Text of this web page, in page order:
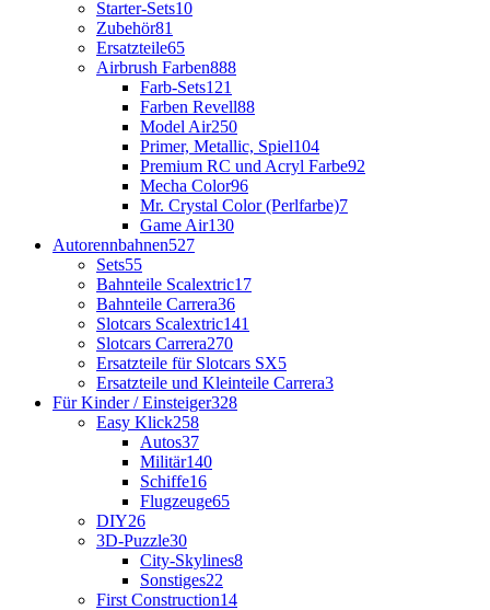
Starter-Sets10
Zubehör81
Ersatzteile65
Airbrush Farben888
Farb-Sets121
Farben Revell88
Model Air250
Primer, Metallic, Spiel104
Premium RC und Acryl Farbe92
Mecha Color96
Mr. Crystal Color (Perlfarbe)7
Game Air130
Autorennbahnen527
Sets55
Bahnteile Scalextric17
Bahnteile Carrera36
Slotcars Scalextric141
Slotcars Carrera270
Ersatzteile für Slotcars SX5
Ersatzteile und Kleinteile Carrera3
Für Kinder / Einsteiger328
Easy Klick258
Autos37
Militär140
Schiffe16
Flugzeuge65
DIY26
3D-Puzzle30
City-Skylines8
Sonstiges22
First Construction14